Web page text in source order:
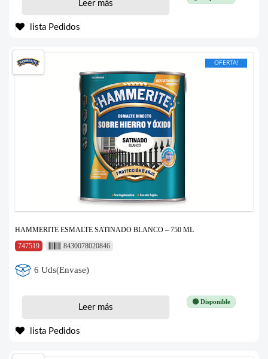
Leer más
lista Pedidos
OFERTA!
HAMMERITE ESMALTE SATINADO BLANCO – 750 ML
747519
8430078020846
6 Uds(Envase)
🟢 Disponible
Leer más
lista Pedidos